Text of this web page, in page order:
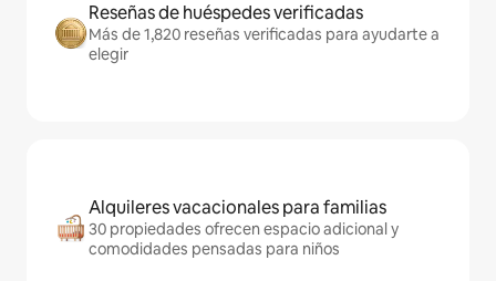
Reseñas de huéspedes verificadas
Más de 1,820 reseñas verificadas para ayudarte a
elegir
Alquileres vacacionales para familias
30 propiedades ofrecen espacio adicional y
comodidades pensadas para niños